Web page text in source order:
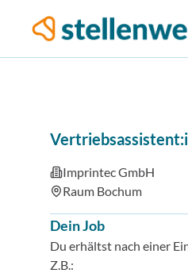
Imprintec GmbH
Raum Bochum
Dein Job
Du erhältst nach einer
Z.B.: